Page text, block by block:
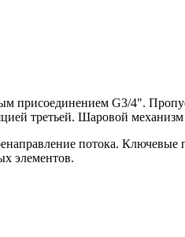
присоединением G3/4".
третьей. Шаровой механизм
потока.
элементов.